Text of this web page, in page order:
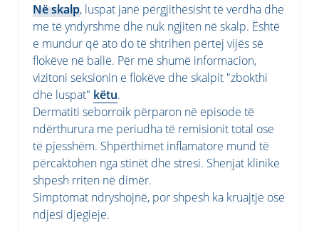
Në skalp, luspat janë përgjithësisht të verdha dhe
me të yndyrshme dhe nuk ngjiten në skalp. Është
e mundur që ato do të shtrihen përtej vijës së
flokëve në ballë. Për më shumë informacion,
vizitoni seksionin e flokëve dhe skalpit "zbokthi
dhe luspat" këtu.
Dermatiti seborroik përparon në episode të
ndërthurura me periudha të remisionit total ose
të pjesshëm. Shpërthimet inflamatore mund të
përcaktohen nga stinët dhe stresi. Shenjat klinike
shpesh rriten në dimër.
Simptomat ndryshojnë, por shpesh ka kruajtje ose
ndjesi djegieje.